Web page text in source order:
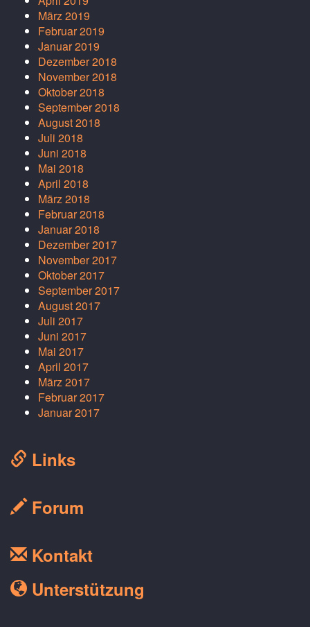
März 2019
Februar 2019
Januar 2019
Dezember 2018
November 2018
Oktober 2018
September 2018
August 2018
Juli 2018
Juni 2018
Mai 2018
April 2018
März 2018
Februar 2018
Januar 2018
Dezember 2017
November 2017
Oktober 2017
September 2017
August 2017
Juli 2017
Juni 2017
Mai 2017
April 2017
März 2017
Februar 2017
Januar 2017
Links
Forum
Kontakt
Unterstützung